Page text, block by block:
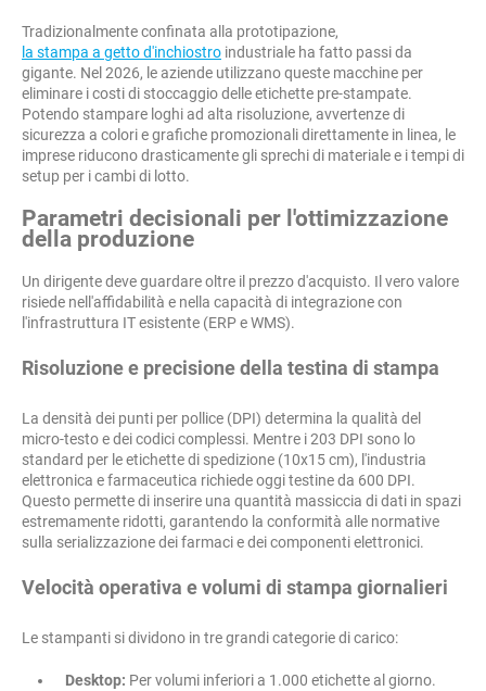
Tradizionalmente confinata alla prototipazione,
la stampa a getto d'inchiostro industriale ha fatto passi da
gigante. Nel 2026, le aziende utilizzano queste macchine per
eliminare i costi di stoccaggio delle etichette pre-stampate.
Potendo stampare loghi ad alta risoluzione, avvertenze di
sicurezza a colori e grafiche promozionali direttamente in linea, le
imprese riducono drasticamente gli sprechi di materiale e i tempi di
setup per i cambi di lotto.
Parametri decisionali per l'ottimizzazione
della produzione
Un dirigente deve guardare oltre il prezzo d'acquisto. Il vero valore
risiede nell'affidabilità e nella capacità di integrazione con
l'infrastruttura IT esistente (ERP e WMS).
Risoluzione e precisione della testina di stampa
La densità dei punti per pollice (DPI) determina la qualità del
micro-testo e dei codici complessi. Mentre i 203 DPI sono lo
standard per le etichette di spedizione (10x15 cm), l'industria
elettronica e farmaceutica richiede oggi testine da 600 DPI.
Questo permette di inserire una quantità massiccia di dati in spazi
estremamente ridotti, garantendo la conformità alle normative
sulla serializzazione dei farmaci e dei componenti elettronici.
Velocità operativa e volumi di stampa giornalieri
Le stampanti si dividono in tre grandi categorie di carico:
Desktop: Per volumi inferiori a 1.000 etichette al giorno.